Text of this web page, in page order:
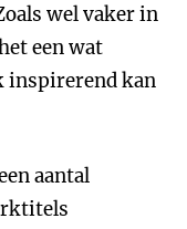
wel vaker in
een wat
inspirerend kan
aantal